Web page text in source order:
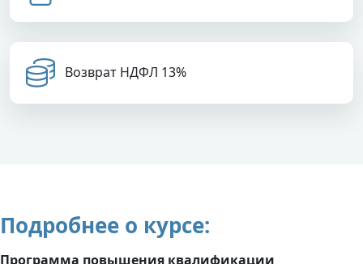
Возврат НДФЛ 13%
Подробнее о курсе:
Программа повышения квалификации